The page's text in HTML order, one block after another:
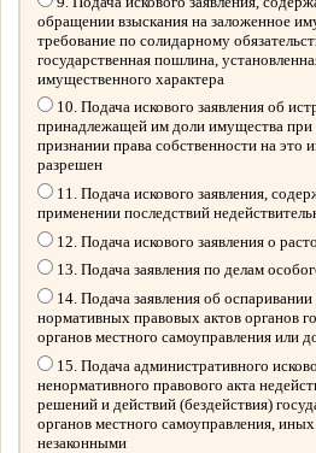
обращении взыскания на заложенное
требование по солидарному
государственная пошлина,
имущественного характера
10. Подача искового заявления об
принадлежащей им доли имущества при
признании права собственности на это
разрешен
11. Подача искового заявления,
применении последствий
12. Подача искового заявления о
13. Подача заявления по делам
14. Подача заявления об
нормативных правовых актов органов
органов местного самоуправления или
15. Подача административного
ненормативного правового акта
решений и действий (бездействия)
органов местного самоуправления,
незаконными